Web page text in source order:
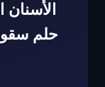
حلم